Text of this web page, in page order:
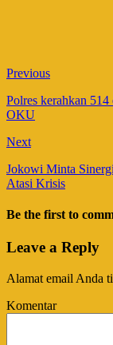
Previous
Polres kerahkan 514
OKU
Next
Jokowi Minta
Atasi Krisis
Be the first to
Leave a Reply
Alamat email Anda
Komentar